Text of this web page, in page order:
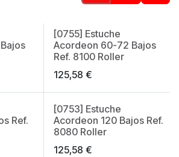
[0755] Estuche
Acordeon 60-72 Bajos
Ref. 8100 Roller
125,58 €
Ref.
[0753] Estuche
Acordeon 120 Bajos Ref.
8080 Roller
125,58 €